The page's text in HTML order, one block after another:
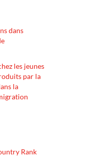
dans
les jeunes
par la
la